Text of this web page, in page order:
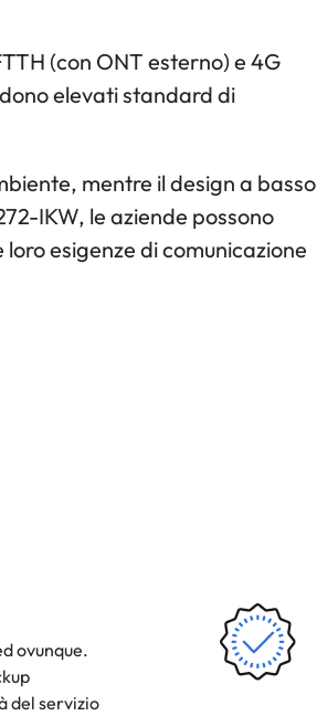
(con ONT esterno) e 4G
elevati standard di
mentre il design a basso
IKW, le aziende possono
esigenze di comunicazione
ovunque.
del servizio
Strength
Icon